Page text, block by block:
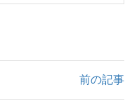
前の記事